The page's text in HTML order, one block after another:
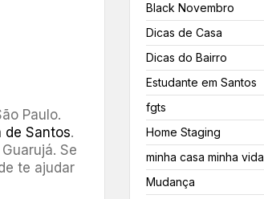
Paulo.
de Santos.
Se
te ajudar
Black Novembro
Dicas de Casa
Dicas do Bairro
Estudante em Santos
fgts
Home Staging
minha casa minha vida
Mudança